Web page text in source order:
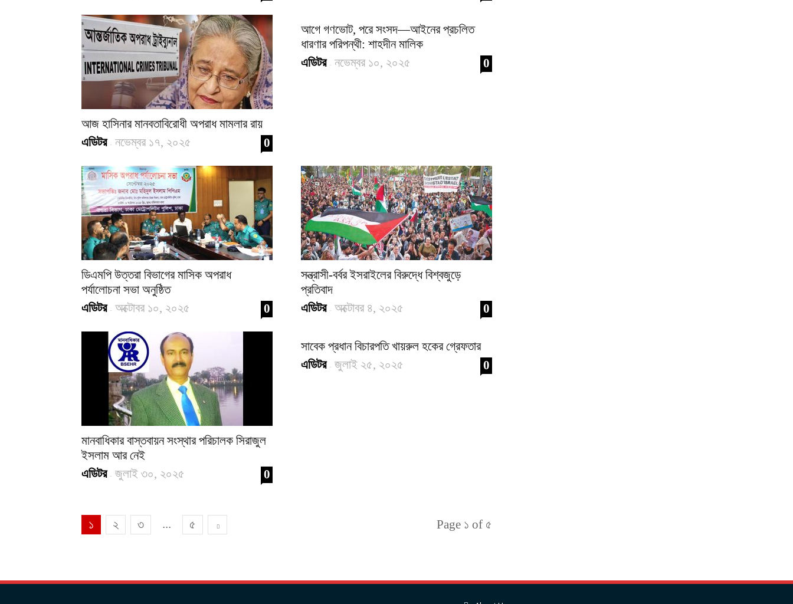
আজ হাসিনার মানবতাবিরোধী অপরাধ মামলার রায়
এডিটর - নভেম্বর ১৭, ২০২৫ 0
আগে গণভোট, পরে সংসদ—আইনের প্রচলিত
ধারণার পরিপন্থী: শাহদীন মালিক
এডিটর - নভেম্বর ১০, ২০২৫ 0
ডিএমপি উত্তরা বিভাগের মাসিক অপরাধ
পর্যালোচনা সভা অনুষ্ঠিত
এডিটর - অক্টোবর ১০, ২০২৫ 0
সন্ত্রাসী-বর্বর ইসরাইলের বিরুদ্ধে বিশ্বজুড়ে
প্রতিবাদ
এডিটর - অক্টোবর ৪, ২০২৫ 0
মানবাধিকার বাস্তবায়ন সংস্থার পরিচালক সিরাজুল
ইসলাম আর নেই
এডিটর - জুলাই ৩০, ২০২৫ 0
সাবেক প্রধান বিচারপতি খায়রুল হকের গ্রেফতার
এডিটর - জুলাই ২৫, ২০২৫ 0
১ ২ ৩ ... ৫ Page ১ of ৫